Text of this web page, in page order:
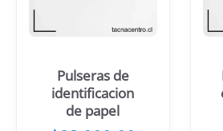
Pulseras de
identificacion
de papel